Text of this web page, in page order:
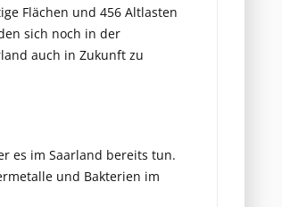
Flächen und 456 Altlasten
sich noch in der
auch in Zukunft zu
es im Saarland bereits tun.
und Bakterien im